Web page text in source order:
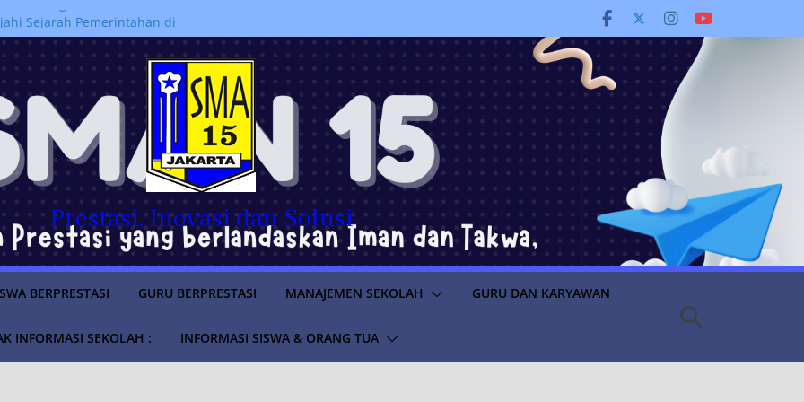
kegiatan
Sejarah Pemerintahan di
untuk Anak Sekolah”
SMAN 15 Jakarta Lolos
Tinggi Negeri Tahun
MURID
2026/2027
TAHUN AJARAN
Prestasi, Inovasi dan Solusi
BERPRESTASI GURU BERPRESTASI MANAJEMEN SEKOLAH GURU DAN KARYAWAN
INFORMASI SEKOLAH : INFORMASI SISWA & ORANG TUA